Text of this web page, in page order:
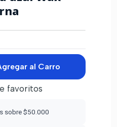
al Carro
favoritos
sobre $50.000